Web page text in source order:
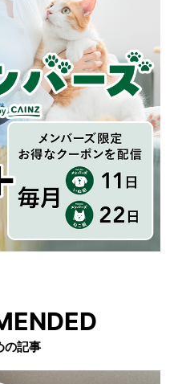
の記事